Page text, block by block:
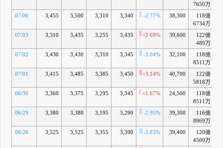
に関するお
知らせ
J
9:45 仙台
城物流セン
ター（大衡
の移転、集
お知らせ
3月 18, 2026
変更に関す
3月 13, 2026
7650万
07/06 3,455 3,500 3,310 3,340 -2.77% 38,300
118億
6734万
07/03 3,310 3,435 3,255 3,435 +2.69% 39,600
122億
489万
07/02 3,430 3,430 3,310 3,345 -3.04% 32,100
118億
8511万
07/01 3,415 3,485 3,385 3,450 +3.14% 40,700
122億
5818万
06/30 3,360 3,375 3,295 3,345 +1.67% 24,500
118億
8511万
06/29 3,380 3,380 3,195 3,290 -2.95% 39,300
116億
8969万
06/26 3,525 3,525 3,355 3,390 -3.83% 39,400
120億
4500万